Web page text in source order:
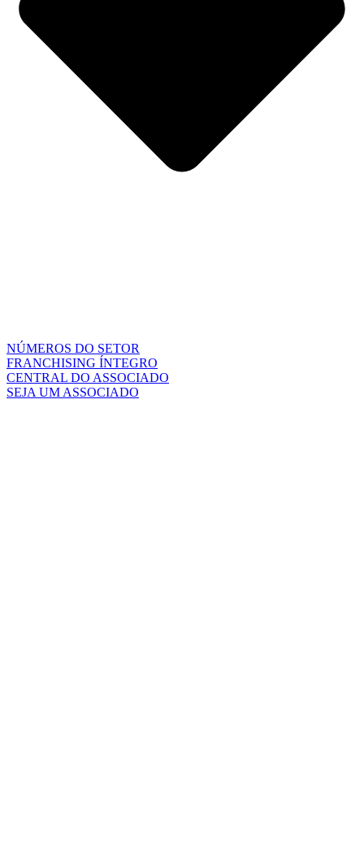
NÚMEROS DO SETOR
FRANCHISING ÍNTEGRO
CENTRAL DO ASSOCIADO
SEJA UM ASSOCIADO